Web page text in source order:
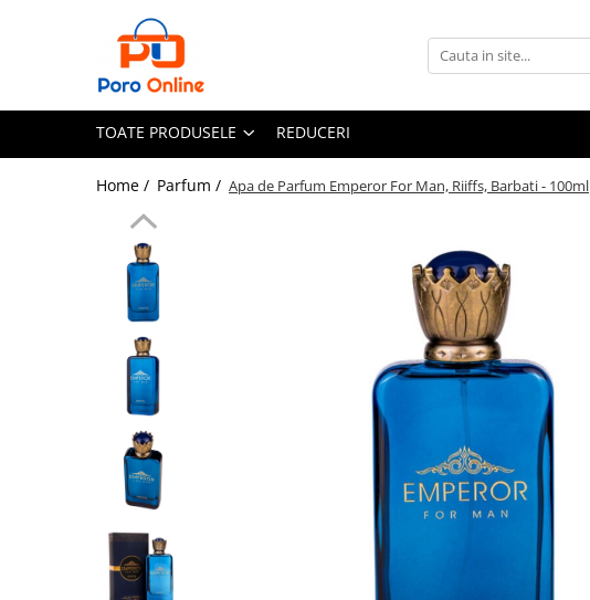
Toate Produsele
Parfumuri Arabesti
TOATE PRODUSELE REDUCERI
Home / Parfum / Apa de Parfum Emperor For Man, Riiffs, Barbati - 100ml